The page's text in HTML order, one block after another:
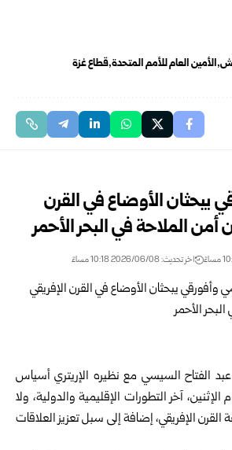
الأمين العام للأمم المتحدة قطاع غزة
يبحثان الأوضاع في القرن
الملاحة في البحر الأحمر
اخر تحديث: 2026/06/08 10:18 مساءً
عبد الفتاح السيسي مع نظيره الإريتري أسياس
آخر التطورات الإقليمية والدولية، ولا
الإفريقي، إضافة إلى سبل تعزيز العلاقات